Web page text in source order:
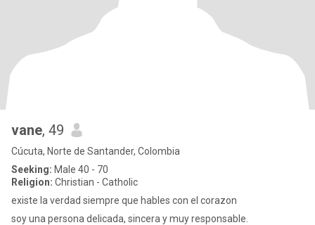
vane, 49
Cúcuta, Norte de Santander, Colombia
Seeking: Male 40 - 70
Religion: Christian - Catholic
existe la verdad siempre que hables con el corazon
soy una persona delicada, sincera y muy responsable.